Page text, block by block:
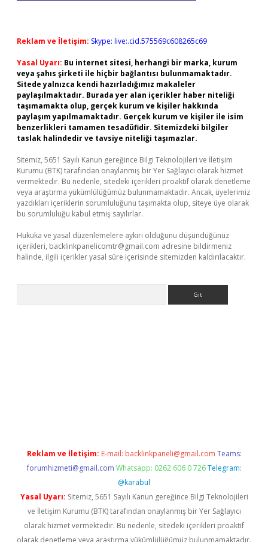
Reklam ve İletişim: Skype: live:.cid.575569c608265c69
Yasal Uyarı: Bu internet sitesi, herhangi bir marka, kurum
veya şahıs şirketi ile hiçbir bağlantısı bulunmamaktadır.
Sitede yalnızca kendi hazırladığımız makaleler
paylaşılmaktadır. Burada yer alan içerikler haber niteliği
taşımamakta olup, gerçek kurum ve kişiler hakkında
paylaşım yapılmamaktadır. Gerçek kurum ve kişiler ile isim
benzerlikleri tamamen tesadüfidir. Sitemizdeki bilgiler
taslak halindedir ve tavsiye niteliği taşımazlar.
Sitemiz, 5651 Sayılı Kanun gereğince Bilgi Teknolojileri ve İletişim
Kurumu (BTK) tarafından onaylanmış bir Yer Sağlayıcı olarak hizmet
vermektedir. Bu nedenle, sitedeki içerikleri proaktif olarak denetleme
veya araştırma yükümlülüğümüz bulunmamaktadır. Ancak, üyelerimiz
yazdıkları içeriklerin sorumluluğunu taşımakta olup, siteye üye olarak
bu sorumluluğu kabul etmiş sayılırlar.
Hukuka ve yasal düzenlemelere aykırı olduğunu düşündüğünüz
içerikleri, backlinkpanelicomtr@gmail.com adresine bildirmeniz
halinde, ilgili içerikler yasal süre içerisinde sitemizden kaldırılacaktır.
Reklam ve İletişim: E-mail: backlinkpaneli@gmail.com Teams:
forumhizmeti@gmail.com Whatsapp: 0262 606 0 726 Telegram:
@karabul
Yasal Uyarı: Sitemiz, 5651 Sayılı Kanun gereğince Bilgi Teknolojileri
ve İletişim Kurumu (BTK) tarafından onaylanmış bir Yer Sağlayıcı
olarak hizmet vermektedir. Bu nedenle, sitedeki içerikleri proaktif
olarak denetleme veya araştırma yükümlülüğümüz bulunmamaktadır.